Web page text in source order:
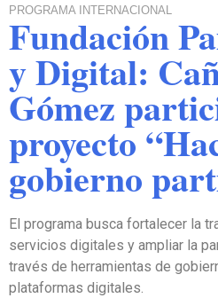
PROGRAMA INTERNACIONAL
Fundación
y Digital:
Gómez
proyecto
gobierno
El programa busca fortalecer la
servicios digitales y ampliar la
través de herramientas de
plataformas digitales.